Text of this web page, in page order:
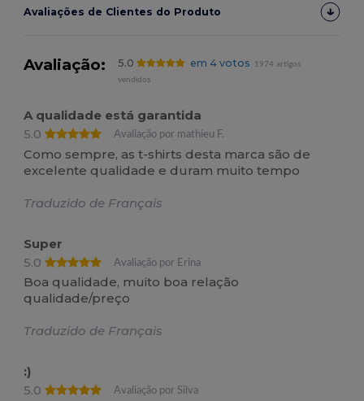
Avaliações de Clientes do Produto
Avaliação: 5.0 em 4 votos
1974 artigos
vendidos
A qualidade está garantida
5.0
Avaliação por mathieu F.
Como sempre, as t-shirts desta marca são de
excelente qualidade e duram muito tempo
Traduzido de Français
Super
5.0
Avaliação por Erina
Boa qualidade, muito boa relação
qualidade/preço
Traduzido de Français
:)
5.0
Avaliação por Silva